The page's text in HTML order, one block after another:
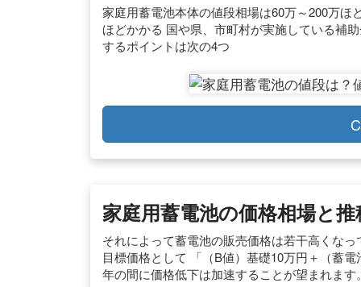
家庭用蓄電池本体の値段相場は60万～200万
ほどかかる 国や県、市町村が実施している補
するポイントは次の4つ
家庭用蓄電池の価格相場と
それによって蓄電池の販売価格は若干高くな
目標価格として 「（B値）基礎10万円＋（蓄
年の間に価格低下は加速することが望まれます